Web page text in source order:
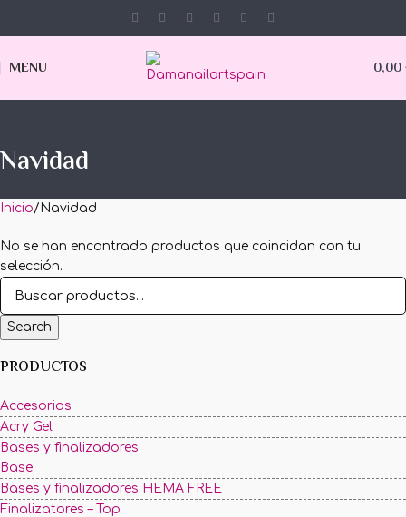
MENU 0,00
Navidad
PRODUCTOS
Accesorios
Acry Gel
Bases y finalizadores
Base
Bases y finalizadores HEMA FREE
Finalizatores – Top
Inicio Navidad
No se han encontrado productos que coincidan con tu
selección.
Search